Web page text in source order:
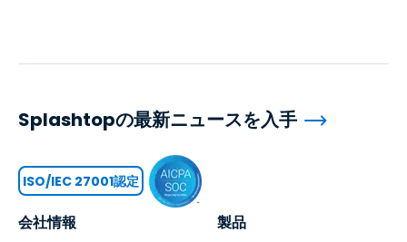
会社情報 製品
Splashtopの最新ニュースを入手
ISO/IEC 27001認定